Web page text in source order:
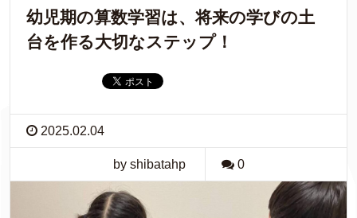
幼児期の算数学習は、将来の学びの土
台を作る大切なステップ！
2025.02.04
by shibatahp 0